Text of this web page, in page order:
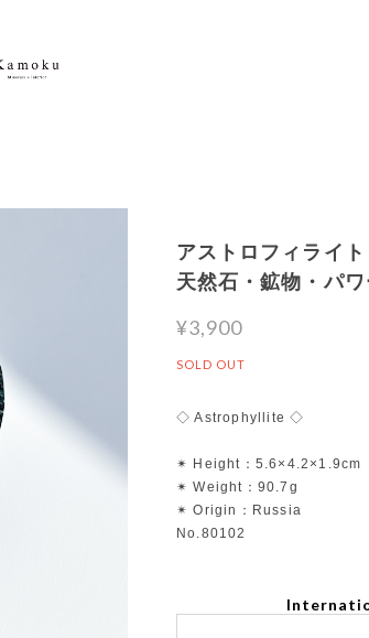
アストロフィライ
天然石・鉱物・パ
¥3,900
SOLD OUT
◇ Astrophyllite ◇
✴︎ Height：5.6×4.2×1.9cm
✴︎ Weight：90.7g
✴︎ Origin：Russia
No.80102